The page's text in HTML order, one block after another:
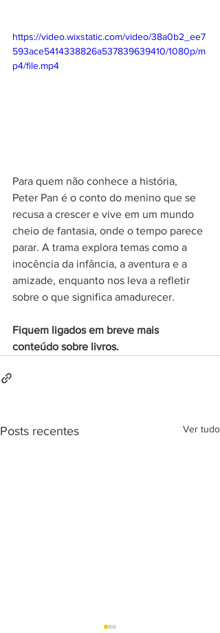
https://video.wixstatic.com/video/38a0b2_ee7
593ace5414338826a537839639410/1080p/m
p4/file.mp4
Para quem não conhece a história,
Peter Pan é o conto do menino que se
recusa a crescer e vive em um mundo
cheio de fantasia, onde o tempo parece
parar. A trama explora temas como a
inocência da infância, a aventura e a
amizade, enquanto nos leva a refletir
sobre o que significa amadurecer.
Fiquem ligados em breve mais
conteúdo sobre livros.
Posts recentes Ver tudo